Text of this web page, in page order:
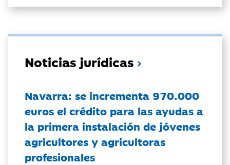
Noticias jurídicas
Navarra: se incrementa 970.000
euros el crédito para las ayudas a
la primera instalación de jóvenes
agricultores y agricultoras
profesionales